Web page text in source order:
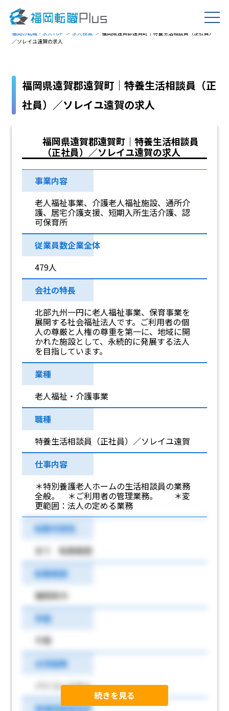
福岡の転職・求人TOP 求人検索
福岡県遠賀郡遠賀町｜特養生活相談員（正社員）
／ソレイユ遠賀の求人
福岡県遠賀郡遠賀町｜特養生活相談員（正
社員）／ソレイユ遠賀の求人
福岡県遠賀郡遠賀町｜特養生活相談員
（正社員）／ソレイユ遠賀の求人
事業内容
老人福祉事業、介護老人福祉施設、通所介
護、居宅介護支援、短期入所生活介護、認
可保育所
従業員数企業全体
479人
会社の特長
北部九州一円に老人福祉事業、保育事業を
展開する社会福祉法人です。ご利用者の個
人の尊厳と人権の尊重を第一に、地域に開
かれた施設として、永続的に発展する法人
を目指しています。
業種
老人福祉・介護事業
職種
特養生活相談員（正社員）／ソレイユ遠賀
仕事内容
＊特別養護老人ホームの生活相談員の業務
全般。 ＊ご利用者の管理業務。 ＊変
更範囲：法人の定める業務
転勤可能性
あり 転勤範囲
転勤範囲
福岡県内
学歴
不問
必須経験
パソコンスキル
続きを見る